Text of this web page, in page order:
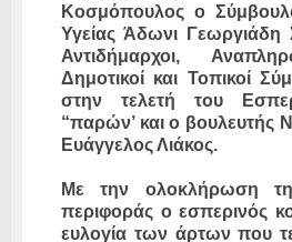
Κοσμόπουλος ο
Υγείας Άδωνι Γεωργιάδη
Αντιδήμαρχοι,
Δημοτικοί και Τοπικοί
στην τελετή του
“παρών’ και ο βουλευτής
Ευάγγελος Λιάκος.
Με την ολοκλήρωση
περιφοράς ο εσπερινός
ευλογία των άρτων που